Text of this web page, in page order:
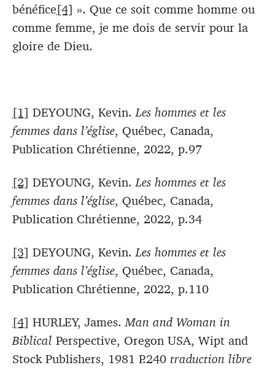
bénéfice[4] ». Que ce soit comme homme ou
comme femme, je me dois de servir pour la
gloire de Dieu.
[1] DEYOUNG, Kevin.Les hommes et les
femmes dans l’église, Québec, Canada,
Publication Chrétienne, 2022, p.97
[2] DEYOUNG, Kevin.Les hommes et les
femmes dans l’église, Québec, Canada,
Publication Chrétienne, 2022, p.34
[3] DEYOUNG, Kevin.Les hommes et les
femmes dans l’église, Québec, Canada,
Publication Chrétienne, 2022, p.110
[4] HURLEY, James.Man and Woman in
Biblical Perspective, Oregon USA, Wipt and
Stock Publishers, 1981 P.240 traduction libre